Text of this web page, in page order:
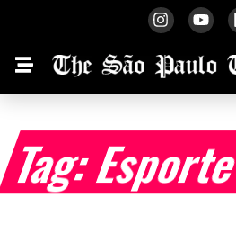
Tag: Esporte